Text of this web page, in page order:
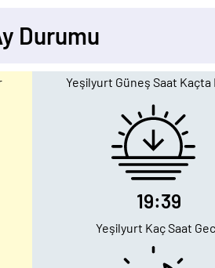
Durumu
Yeşilyurt Güneş Saat Kaçta
19:39
Yeşilyurt Kaç Saat